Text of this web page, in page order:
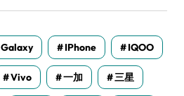
Galaxy IPhone IQOO
Vivo 一加 三星